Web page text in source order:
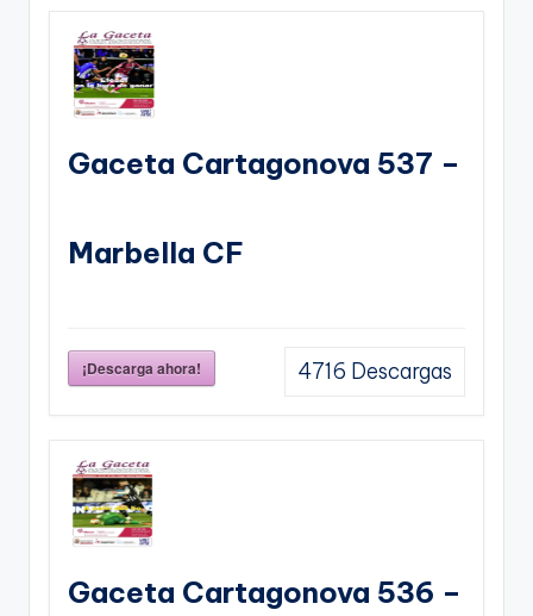
Gaceta Cartagonova 537 –
Marbella CF
¡Descarga ahora! 4716 Descargas
Gaceta Cartagonova 536 –